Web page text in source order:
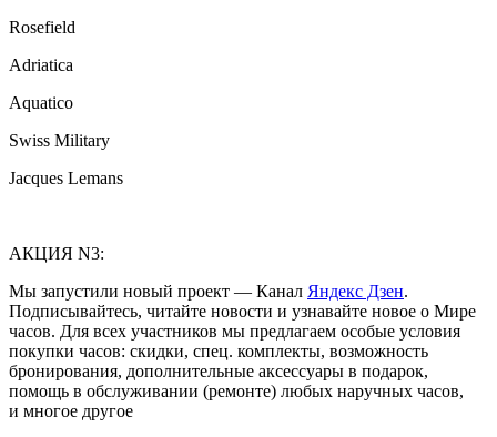
Rosefield
Adriatica
Aquatico
Swiss Military
Jacques Lemans
АКЦИЯ N3:
Мы запустили новый проект — Канал Яндекс Дзен.
Подписывайтесь, читайте новости и узнавайте новое о Мире
часов. Для всех участников мы предлагаем особые условия
покупки часов: скидки, спец. комплекты, возможность
бронирования, дополнительные аксессуары в подарок,
помощь в обслуживании (ремонте) любых наручных часов,
и многое другое